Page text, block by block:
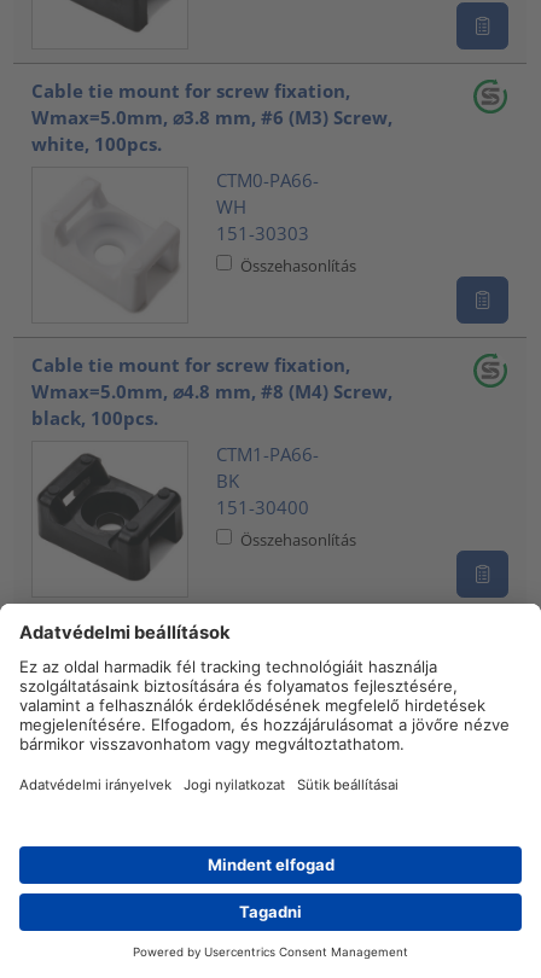
Cable tie mount for screw fixation,
Wmax=5.0mm, ⌀3.8 mm, #6 (M3) Screw,
white, 100pcs.
CTM0-PA66-
WH
151-30303
Összehasonlítás
Cable tie mount for screw fixation,
Wmax=5.0mm, ⌀4.8 mm, #8 (M4) Screw,
black, 100pcs.
CTM1-PA66-
BK
151-30400
Összehasonlítás
Cable tie mount for screw fixation,
Wmax=5.0mm, ⌀4.8 mm, #8 (M4) Screw,
white, 100pcs.
CTM1-PA66-
WH
151-30404
Cable tie mount for screw fixation,
Wmax=7.9mm, ⌀4.6 mm, #8 (M4) Screw,
black, 100pcs.
Kereskedő Kapcsolat